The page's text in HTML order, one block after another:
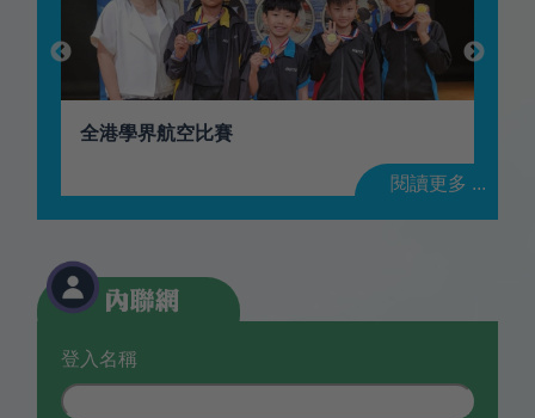
「慶回歸・共創盃」2026中國香港國際雜耍
第八屆全港學界跳繩比賽
全港學界航空比賽
赤子全港公開籃球分齡賽
香港機關王競賽2025/26
閱讀更多 ...
登入名稱